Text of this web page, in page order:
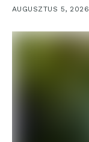
AUGUSZTUS 5, 2026